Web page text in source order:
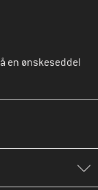
en ønskeseddel